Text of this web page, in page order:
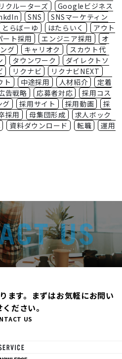
クルーターズ
Googleビジネス
SNS
SNSマーケティン
とらばーゆ はたらいく
アウト
ート採用 エンジニア採用
オ
グ
キャリオク
スカウト代
タウンワーク
ダイレクトソ
リクナビ
リクナビNEXT
ト
中途採用 人材紹介
定着
告戦略 応募者対応
採用コス
グ 採用サイト 採用動画
採
採用 母集団形成
求人ボック
資料ダウンロード 転職
運用
ます。まずはお気軽にお問い
ださい。
US